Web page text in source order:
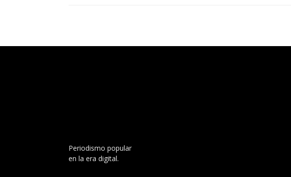
Periodismo popular
en la era digital.